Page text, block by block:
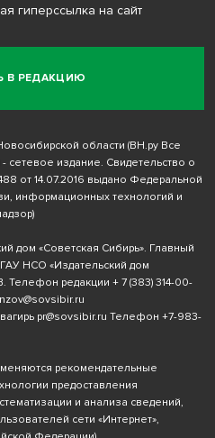
В РЕДАКЦИЮ
гиперссылка на сайт
области (ВН.ру Все
сетевое издание. Свидетельство о
от 14.07.2016 выдано Федеральной
информационных технологий и
дом «Советская Сибирь». Главный
ГАУ НСО «Издательский дом
Телефон редакции + 7 (383) 314-00-
pr@sovsibir.ru Телефон +7-983-
рекомендательные
предоставления
и анализа сведений,
сети «Интернет»,